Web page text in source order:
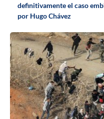
definitivamente el caso
por Hugo Chávez